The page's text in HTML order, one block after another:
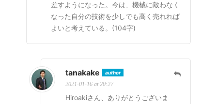
差すようになった。今は、機械に敵わなく
なった自分の技術を少しでも高く売れれば
よいと考えている。(104字)
tanakake author
2021-01-16 at 20:27
Hiroakiさん、ありがとうございま